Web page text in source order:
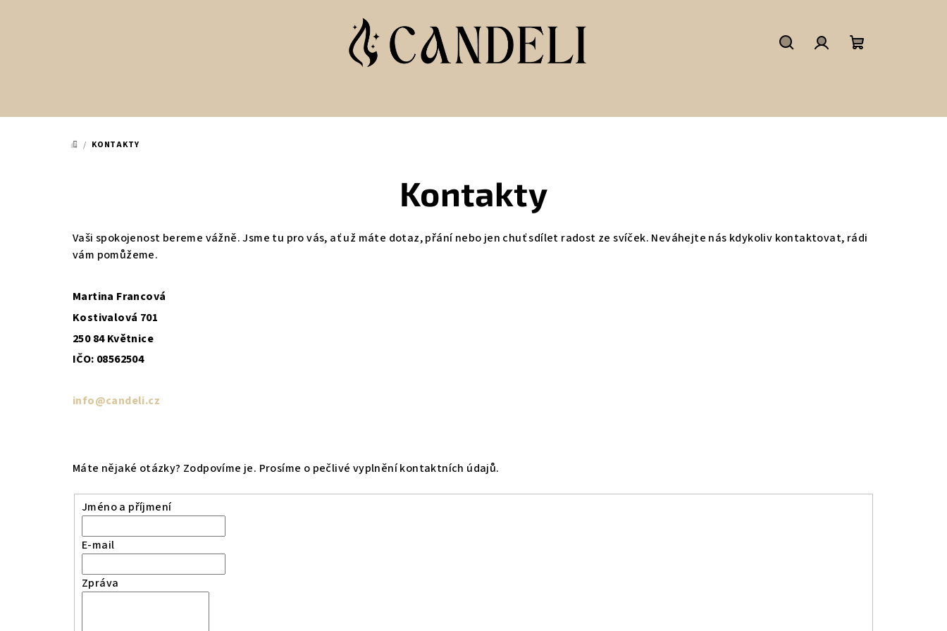
DOMŮ
/ KONTAKTY
Kontakty
Vaši spokojenost bereme vážně. Jsme tu pro vás, ať už máte dotaz, přání nebo jen chuť sdílet radost ze svíček. Neváhejte nás kdykoliv kontaktovat, rádi
vám pomůžeme.
Martina Francová
Kostivalová 701
250 84 Květnice
IČO: 08562504
info@candeli.cz
Máte nějaké otázky? Zodpovíme je. Prosíme o pečlivé vyplnění kontaktních údajů.
Jméno a příjmení
E-mail
Zpráva